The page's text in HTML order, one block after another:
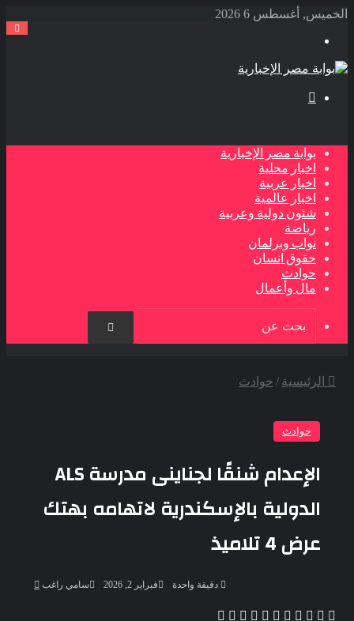
الخميس, أغسطس 6 2026
القائمة
بوابة مصر الإخبارية
اخبار محلية
اخبار عربية
اخبار عالمية
شئون دولية وعربية
رياضة
نواب وبرلمان
حقوق انسان
حوادث
مال وأعمال
الرئيسية / حوادث
حوادث
الإعدام شنقًا لجناينى مدرسة ALS
الدولية بالإسكندرية لاتهامه بهتك
عرض 4 تلاميذ
سامي راغب فبراير 2, 2026 دقيقة واحدة
فيسبوك ‫X
لينكدإن
بينتيريست‫Pocket
واتساب
تيلقرامڤايبر